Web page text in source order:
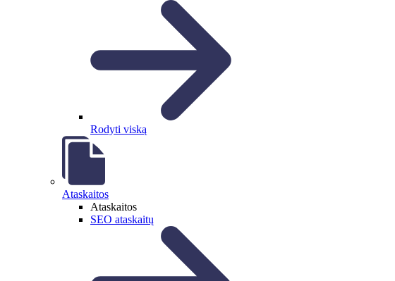
Rodyti viską
Ataskaitos
Ataskaitos
SEO ataskaitų